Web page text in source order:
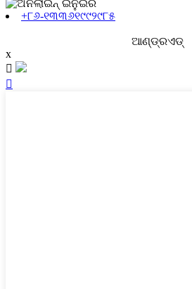
+୮୬-୧୩୩୬୧୯୯୨୯୮୫
ଆଣ୍ଡ୍ରଏଡ୍‍
x

